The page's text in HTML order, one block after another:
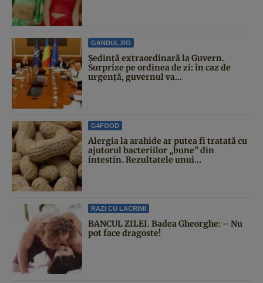
GANDUL.RO
Şedinţă extraordinară la Guvern.
Surprize pe ordinea de zi: în caz de
urgență, guvernul va...
G4FOOD
Alergia la arahide ar putea fi tratată cu
ajutorul bacteriilor „bune” din
intestin. Rezultatele unui...
RAZI CU LACRIMI
BANCUL ZILEI. Badea Gheorghe: – Nu
pot face dragoste!